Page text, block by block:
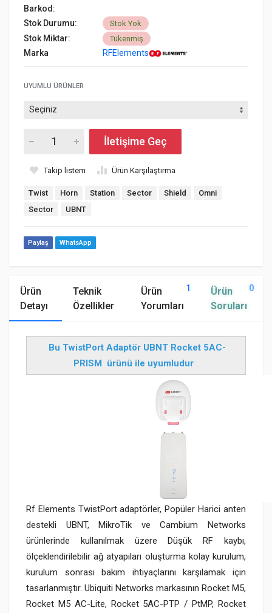
Barkod:
Stok Durumu:
Stok Yok
Stok Miktar: Tükenmiş
Marka RFElements
UYUMLU ÜRÜNLER
İletişime Geç
Takip listem Ürün Karşılaştırma
Twist Horn Station Sector Shield
Omni
Sector
UBNT
Paylaş WhatsApp
Ürün
Detayı
Teknik
Özellikler
Ürün
Yorumları
1
Ürün
Soruları
0
Bu TwistPort Adaptör UBNT Rocket 5AC-
PRISM ürünü ile uyumludur
Rf Elements TwistPort adaptörler, Popüler Harici anten
destekli UBNT, MikroTik ve Cambium Networks
ürünlerinde kullanılmak üzere Düşük RF kaybı,
ölçeklendirilebilir ağ atyapıları oluşturma kolay kurulum,
kurulum sonrası bakım ihtiyaçlarını karşılamak için
tasarlanmıştır. Ubiquiti Networks markasının Rocket M5,
Rocket M5 AC-Lite, Rocket 5AC-PTP / PtMP, Rocket